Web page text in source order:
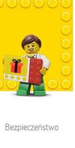
Bezpieczeństwo